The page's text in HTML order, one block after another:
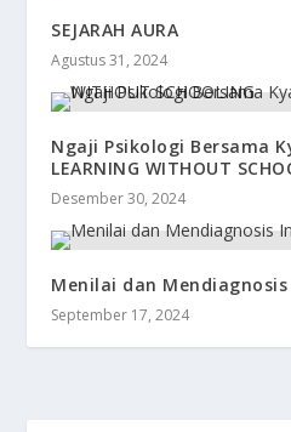
SEJARAH AURA
Agustus 31, 2024
Ngaji Psikologi Bersama
LEARNING WITHOUT
Desember 30, 2024
Menilai dan
September 17, 2024